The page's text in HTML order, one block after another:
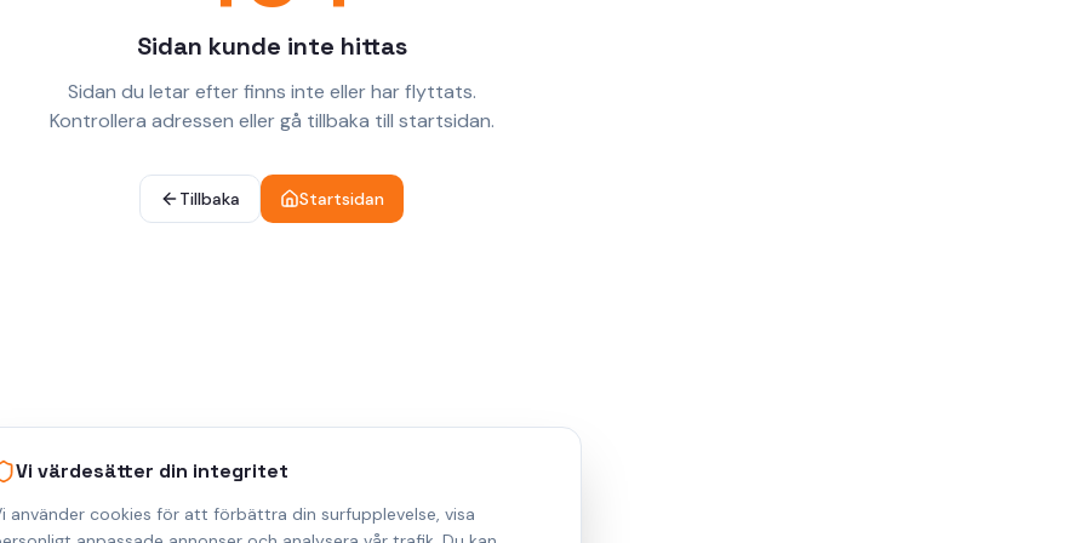
Vi värdesätter din integritet
använder cookies för att förbättra din surfupplevelse, visa
Sidan kunde inte hittas
Sidan du letar efter finns inte eller har flyttats.
Kontrollera adressen eller gå tillbaka till startsidan.
Tillbaka Startsidan